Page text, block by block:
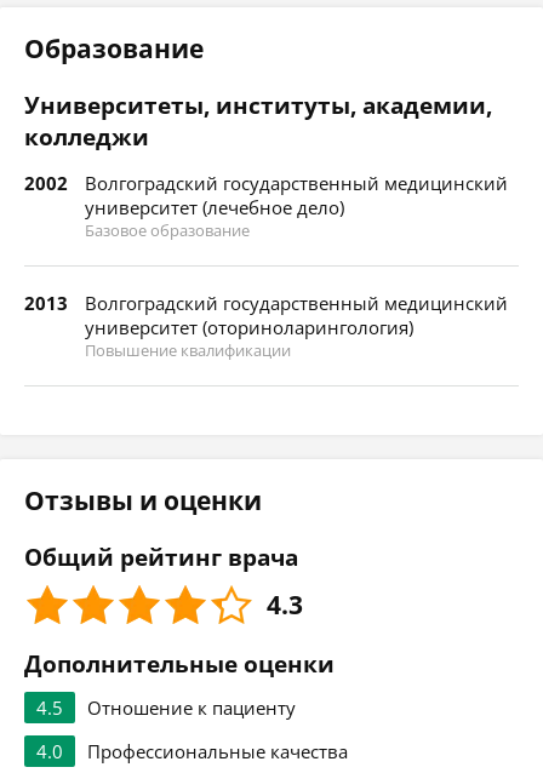
Образование
Университеты, институты, академии,
колледжи
2002
Волгоградский государственный медицинский
университет (лечебное дело)
Базовое образование
2013
Волгоградский государственный медицинский
университет (оториноларингология)
Повышение квалификации
Отзывы и оценки
Общий рейтинг врача
4.3
Дополнительные оценки
4.5
Отношение к пациенту
4.0
Профессиональные качества